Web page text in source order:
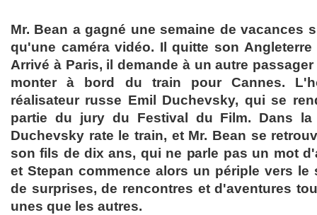
Mr. Bean a gagné une semaine de vacances
qu'une caméra vidéo. Il quitte son
Arrivé à Paris, il demande à un autre
monter à bord du train pour Cannes.
réalisateur russe Emil Duchevsky, qui se
partie du jury du Festival du Film. Dans
Duchevsky rate le train, et Mr. Bean se
son fils de dix ans, qui ne parle pas un mot
et Stepan commence alors un périple vers le
de surprises, de rencontres et d'aventures
unes que les autres.